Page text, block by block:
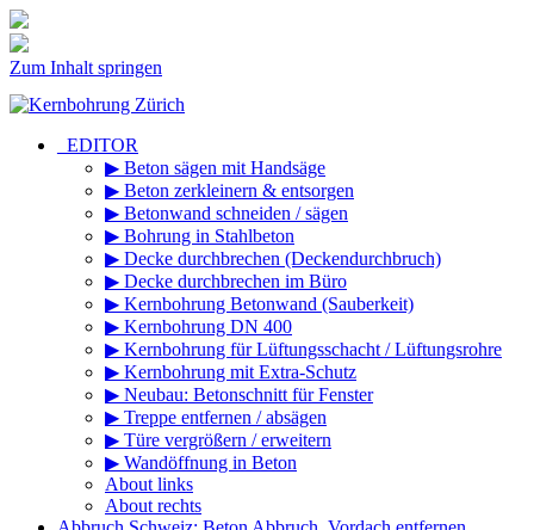
Zum Inhalt springen
_EDITOR
▶ Beton sägen mit Handsäge
▶ Beton zerkleinern & entsorgen
▶ Betonwand schneiden / sägen
▶ Bohrung in Stahlbeton
▶ Decke durchbrechen (Deckendurchbruch)
▶ Decke durchbrechen im Büro
▶ Kernbohrung Betonwand (Sauberkeit)
▶ Kernbohrung DN 400
▶ Kernbohrung für Lüftungsschacht / Lüftungsrohre
▶ Kernbohrung mit Extra-Schutz
▶ Neubau: Betonschnitt für Fenster
▶ Treppe entfernen / absägen
▶ Türe vergrößern / erweitern
▶ Wandöffnung in Beton
About links
About rechts